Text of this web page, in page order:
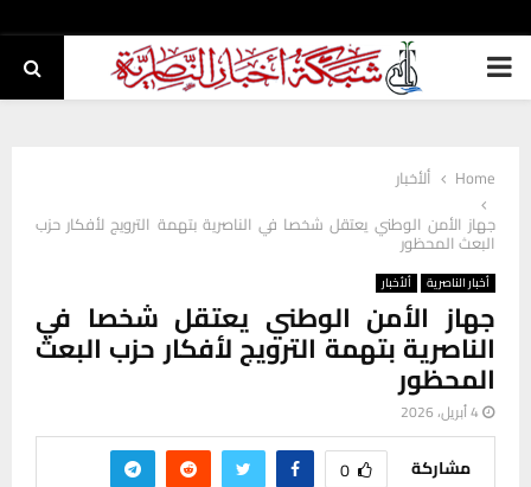
PRIMARY
Home
ألأخبار
جهاز الأمن الوطني يعتقل شخصا في الناصرية بتهمة الترويج لأفكار حزب
البعث المحظور
أخبار الناصرية ألأخبار
جهاز الأمن الوطني يعتقل شخصا في
الناصرية بتهمة الترويج لأفكار حزب البعث
المحظور
4 أبريل، 2026
مشاركة 0